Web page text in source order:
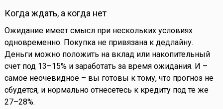
Когда ждать, а когда нет
Ожидание имеет смысл при нескольких условиях
одновременно. Покупка не привязана к дедлайну.
Деньги можно положить на вклад или накопительный
счет под 13–15% и заработать за время ожидания. И –
самое неочевидное – вы готовы к тому, что прогноз не
сбудется, и нормально отнесетесь к кредиту под те же
27–28%.